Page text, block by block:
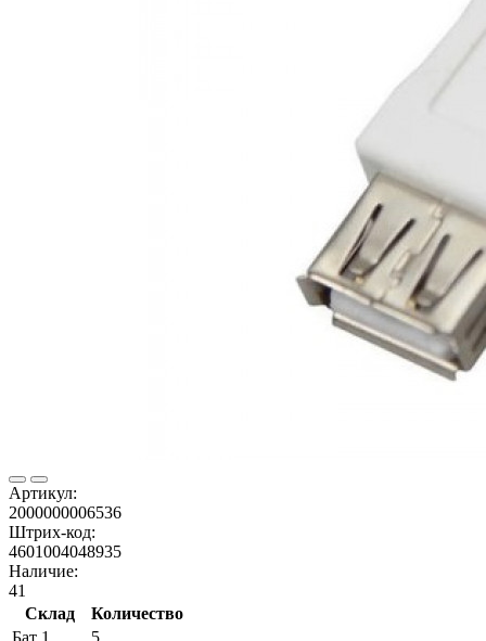
Артикул:
2000000006536
Штрих-код:
4601004048935
Наличие:
41
Склад
Количество
Бат 1
5